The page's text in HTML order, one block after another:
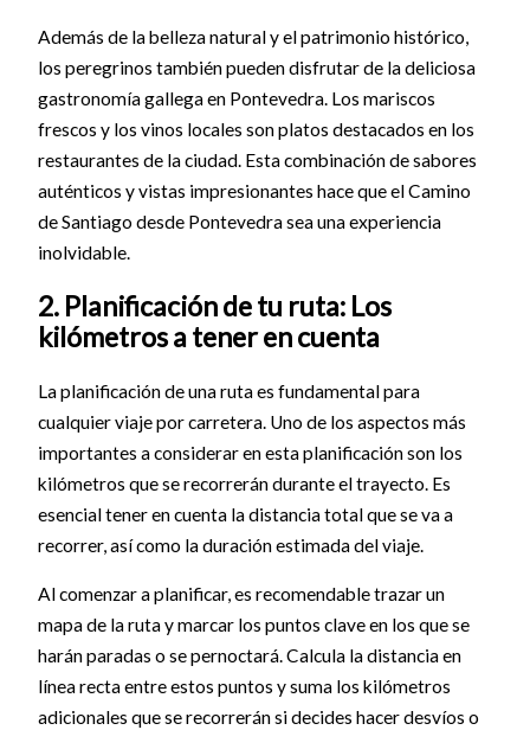
Además de la belleza natural y el patrimonio histórico,
los peregrinos también pueden disfrutar de la deliciosa
gastronomía gallega en Pontevedra. Los mariscos
frescos y los vinos locales son platos destacados en los
restaurantes de la ciudad. Esta combinación de sabores
auténticos y vistas impresionantes hace que el Camino
de Santiago desde Pontevedra sea una experiencia
inolvidable.
2. Planificación de tu ruta: Los
kilómetros a tener en cuenta
La planificación de una ruta es fundamental para
cualquier viaje por carretera. Uno de los aspectos más
importantes a considerar en esta planificación son los
kilómetros que se recorrerán durante el trayecto. Es
esencial tener en cuenta la distancia total que se va a
recorrer, así como la duración estimada del viaje.
Al comenzar a planificar, es recomendable trazar un
mapa de la ruta y marcar los puntos clave en los que se
harán paradas o se pernoctará. Calcula la distancia en
línea recta entre estos puntos y suma los kilómetros
adicionales que se recorrerán si decides hacer desvíos o